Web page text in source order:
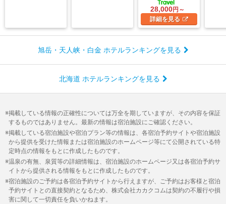
28,000円～
詳細を見る
旭岳・天人峡・白金 ホテルランキングを見る
北海道 ホテルランキングを見る
掲載している情報の正確性については万全を期していますが、その内容を保証
するものではありません。最新の情報は宿泊施設にご確認ください。
掲載している宿泊施設や宿泊プラン等の情報は、各宿泊予約サイトや宿泊施設
から提供を受けた情報または宿泊施設のホームページ等にて公開されている特
定時点の情報をもとに作成したものです。
温泉の有無、泉質等の詳細情報は、宿泊施設のホームページ又は各宿泊予約サ
イトから提供される情報をもとに作成したものです。
宿泊施設のご予約は各宿泊予約サイトから行えますが、ご予約はお客様と宿泊
予約サイトとの直接契約となるため、株式会社カカクコムは契約の不履行や損
害に関して一切責任を負いかねます。